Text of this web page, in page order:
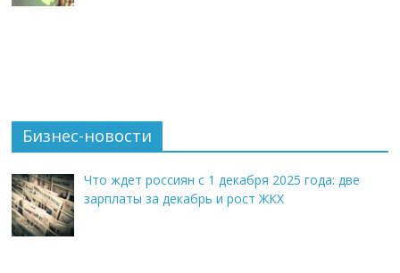
Бизнес-новости
Что ждет россиян с 1 декабря 2025 года: две
зарплаты за декабрь и рост ЖКХ